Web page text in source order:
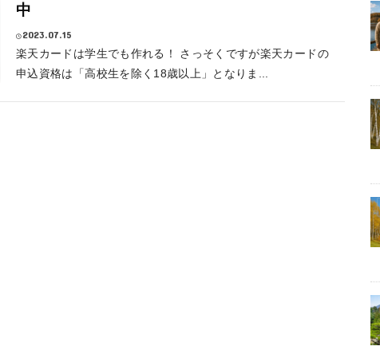
中
2023.07.15
楽天カードは学生でも作れる！ さっそくですが楽天カードの
申込資格は「高校生を除く18歳以上」となりま...